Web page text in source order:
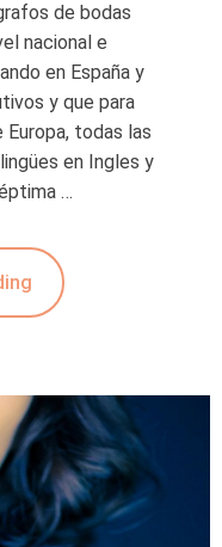
de bodas
nacional e
en España y
y que para
todas las
en Ingles y
…